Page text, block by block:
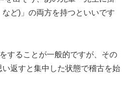
ど)」の両方を持つといいです
することが一般的ですが、その
返すと集中した状態で稽古を始